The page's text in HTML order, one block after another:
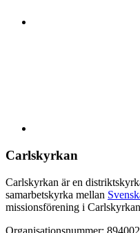
Carlskyrkan
Carlskyrkan är en
samarbetskyrka mellan
missionsförening i
Organisationsnummer: